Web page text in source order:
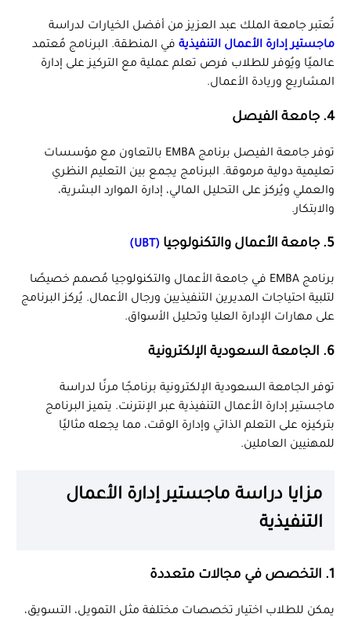
تُعتبر جامعة الملك عبد العزيز من أفضل الخيارات لدراسة
ماجستير إدارة الأعمال التنفيذية في المنطقة. البرنامج مُعتمد
عالميًا ويُوفر للطلاب فرص تعلم عملية مع التركيز على إدارة
المشاريع وريادة الأعمال.
4. جامعة الفيصل
توفر جامعة الفيصل برنامج EMBA بالتعاون مع مؤسسات
تعليمية دولية مرموقة. البرنامج يجمع بين التعليم النظري
والعملي ويُركز على التحليل المالي، إدارة الموارد البشرية،
والابتكار.
5. جامعة الأعمال والتكنولوجيا (UBT)
برنامج EMBA في جامعة الأعمال والتكنولوجيا مُصمم خصيصًا
لتلبية احتياجات المديرين التنفيذيين ورجال الأعمال. يُركز البرنامج
على مهارات الإدارة العليا وتحليل الأسواق.
6. الجامعة السعودية الإلكترونية
توفر الجامعة السعودية الإلكترونية برنامجًا مرنًا لدراسة
ماجستير إدارة الأعمال التنفيذية عبر الإنترنت. يتميز البرنامج
بتركيزه على التعلم الذاتي وإدارة الوقت، مما يجعله مثاليًا
للمهنيين العاملين.
مزايا دراسة ماجستير إدارة الأعمال
التنفيذية
1. التخصص في مجالات متعددة
يمكن للطلاب اختيار تخصصات مختلفة مثل التمويل، التسويق،